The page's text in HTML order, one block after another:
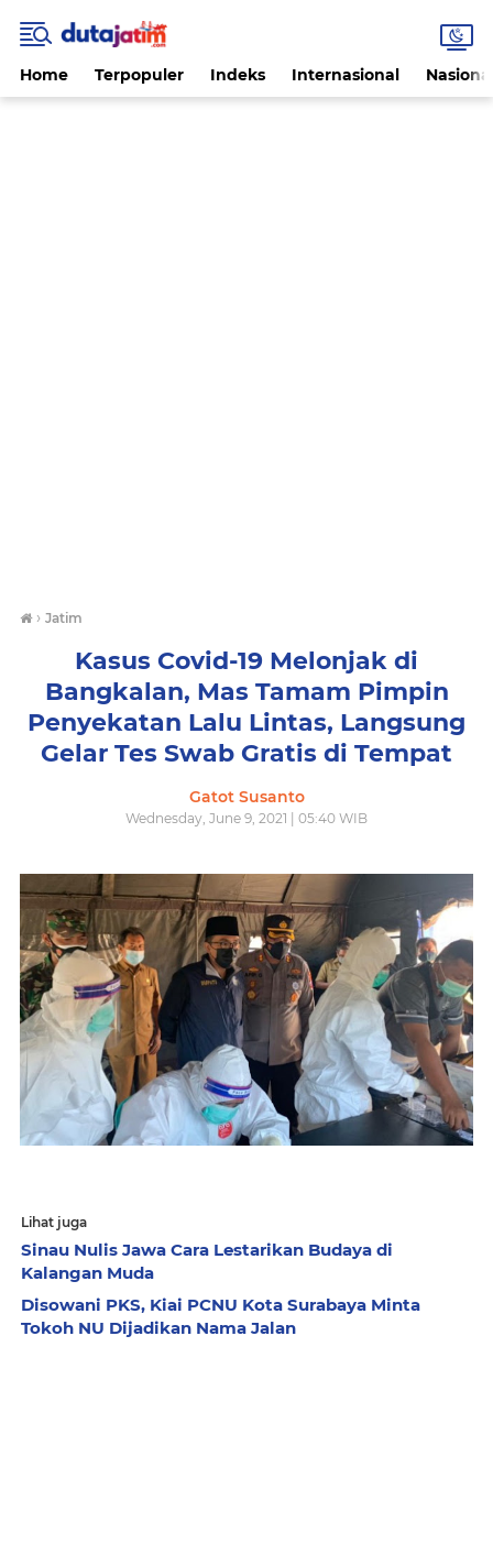
Home Terpopuler Indeks Internasional
› Jatim
Kasus Covid-19 Melonjak di
Bangkalan, Mas Tamam Pimpin
Penyekatan Lalu Lintas, Langsung
Gelar Tes Swab Gratis di Tempat
Gatot Susanto
Wednesday, June 9, 2021 | 05:40 WIB
Lihat juga
Sinau Nulis Jawa Cara Lestarikan Budaya di
Kalangan Muda
Disowani PKS, Kiai PCNU Kota Surabaya Minta
Tokoh NU Dijadikan Nama Jalan